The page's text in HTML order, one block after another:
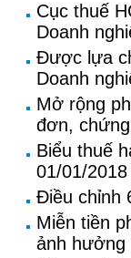
Cục thuế
Doanh
Được lựa
Doanh
Mở rộng
đơn,
Biểu thuế
01/01/2018
Điều chỉnh
Miễn tiền
ảnh hưởng